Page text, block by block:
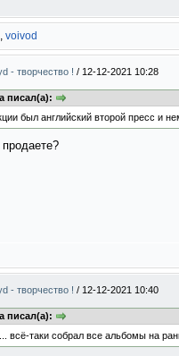
, voivod
- творчество ! / 12-12-2021 10:28
писал(а):
был английский второй пресс и
- творчество ! / 12-12-2021 10:40
писал(а):
всё-таки собрал все альбомы на